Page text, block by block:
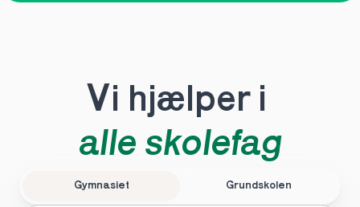
Vi hjælper i
alle skolefag
Gymnasiet Grundskolen